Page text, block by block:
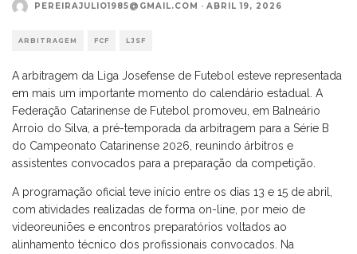
PEREIRAJULIO1985@GMAIL.COM · ABRIL 19, 2026
ARBITRAGEM FCF LJSF
A arbitragem da Liga Josefense de Futebol esteve representada
em mais um importante momento do calendário estadual. A
Federação Catarinense de Futebol promoveu, em Balneário
Arroio do Silva, a pré-temporada da arbitragem para a Série B
do Campeonato Catarinense 2026, reunindo árbitros e
assistentes convocados para a preparação da competição.
A programação oficial teve início entre os dias 13 e 15 de abril,
com atividades realizadas de forma on-line, por meio de
videoreuniões e encontros preparatórios voltados ao
alinhamento técnico dos profissionais convocados. Na